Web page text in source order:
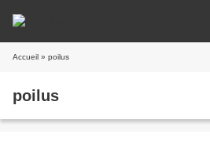
Accueil » poilus
poilus